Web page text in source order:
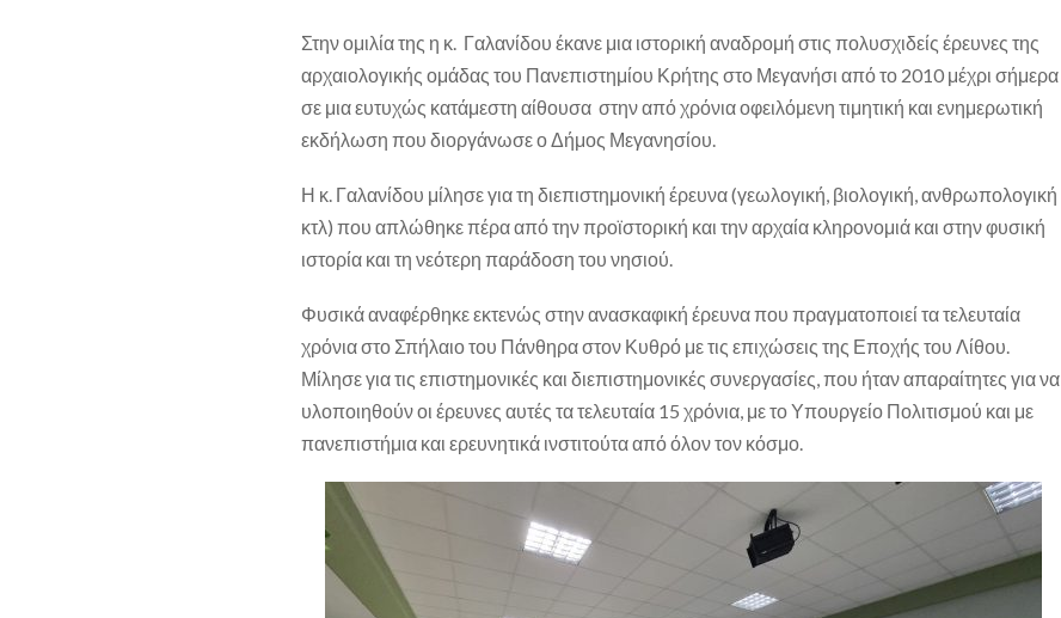
Στην ομιλία της η κ. Γαλανίδου έκανε μια ιστορική αναδρομή στις πολυσχιδείς έρευνες της
αρχαιολογικής ομάδας του Πανεπιστημίου Κρήτης στο Μεγανήσι από το 2010 μέχρι σήμερα
σε μια ευτυχώς κατάμεστη αίθουσα στην από χρόνια οφειλόμενη τιμητική και ενημερωτική
εκδήλωση που διοργάνωσε ο Δήμος Μεγανησίου.
Η κ. Γαλανίδου μίλησε για τη διεπιστημονική έρευνα (γεωλογική, βιολογική, ανθρωπολογική
κτλ) που απλώθηκε πέρα από την προϊστορική και την αρχαία κληρονομιά και στην φυσική
ιστορία και τη νεότερη παράδοση του νησιού.
Φυσικά αναφέρθηκε εκτενώς στην ανασκαφική έρευνα που πραγματοποιεί τα τελευταία
χρόνια στο Σπήλαιο του Πάνθηρα στον Κυθρό με τις επιχώσεις της Εποχής του Λίθου.
Μίλησε για τις επιστημονικές και διεπιστημονικές συνεργασίες, που ήταν απαραίτητες για να
υλοποιηθούν οι έρευνες αυτές τα τελευταία 15 χρόνια, με το Υπουργείο Πολιτισμού και με
πανεπιστήμια και ερευνητικά ινστιτούτα από όλον τον κόσμο.